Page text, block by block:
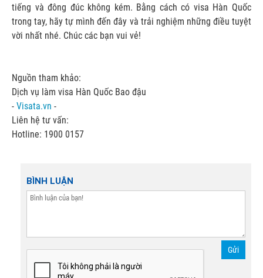
tiếng và đông đúc không kém. Bằng cách có visa Hàn Quốc
trong tay, hãy tự mình đến đây và trải nghiệm những điều tuyệt
vời nhất nhé. Chúc các bạn vui vẻ!
Nguồn tham khảo:
Dịch vụ làm visa Hàn Quốc Bao đậu
- Visata.vn -
Liên hệ tư vấn:
Hotline: 1900 0157
BÌNH LUẬN
Gửi